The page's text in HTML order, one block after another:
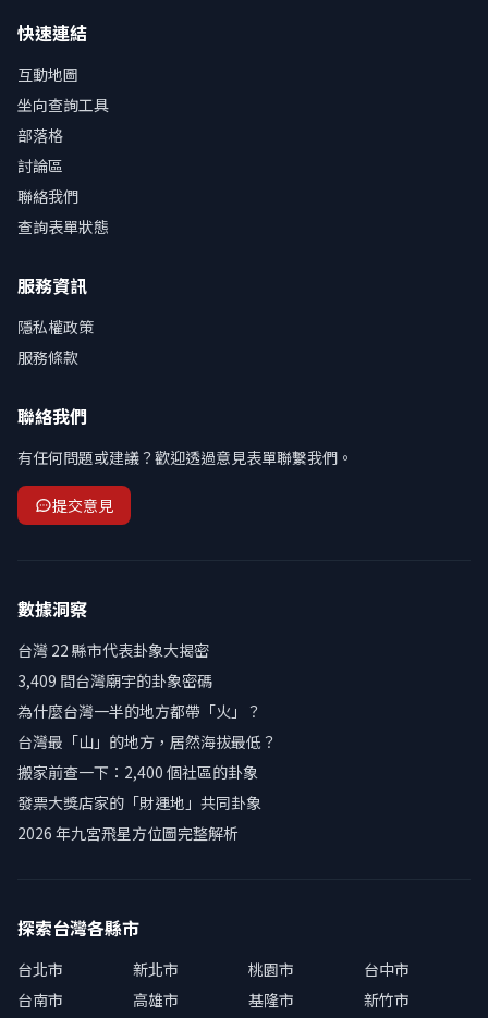
快速連結
互動地圖
坐向查詢工具
部落格
討論區
聯絡我們
查詢表單狀態
服務資訊
隱私權政策
服務條款
聯絡我們
有任何問題或建議？歡迎透過意見表單聯繫我們。
提交意見
數據洞察
台灣 22 縣市代表卦象大揭密
3,409 間台灣廟宇的卦象密碼
為什麼台灣一半的地方都帶「火」？
台灣最「山」的地方，居然海拔最低？
搬家前查一下：2,400 個社區的卦象
發票大獎店家的「財運地」共同卦象
2026 年九宮飛星方位圖完整解析
探索台灣各縣市
台北市 新北市 桃園市
台中市
台南市
高雄市 基隆市 新竹市